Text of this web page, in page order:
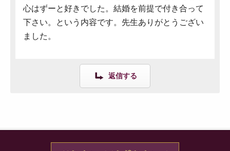
心はずーと好きでした。結婚を前提で付き合って
下さい。という内容です。先生ありがとうござい
ました。
返信する